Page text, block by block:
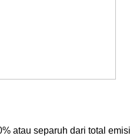
atau separuh dari total